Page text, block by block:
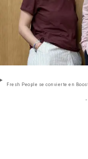
Fresh People se convierte en